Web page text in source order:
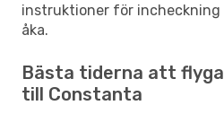
instruktioner för
åka.
Bästa tiderna att
till Constanta